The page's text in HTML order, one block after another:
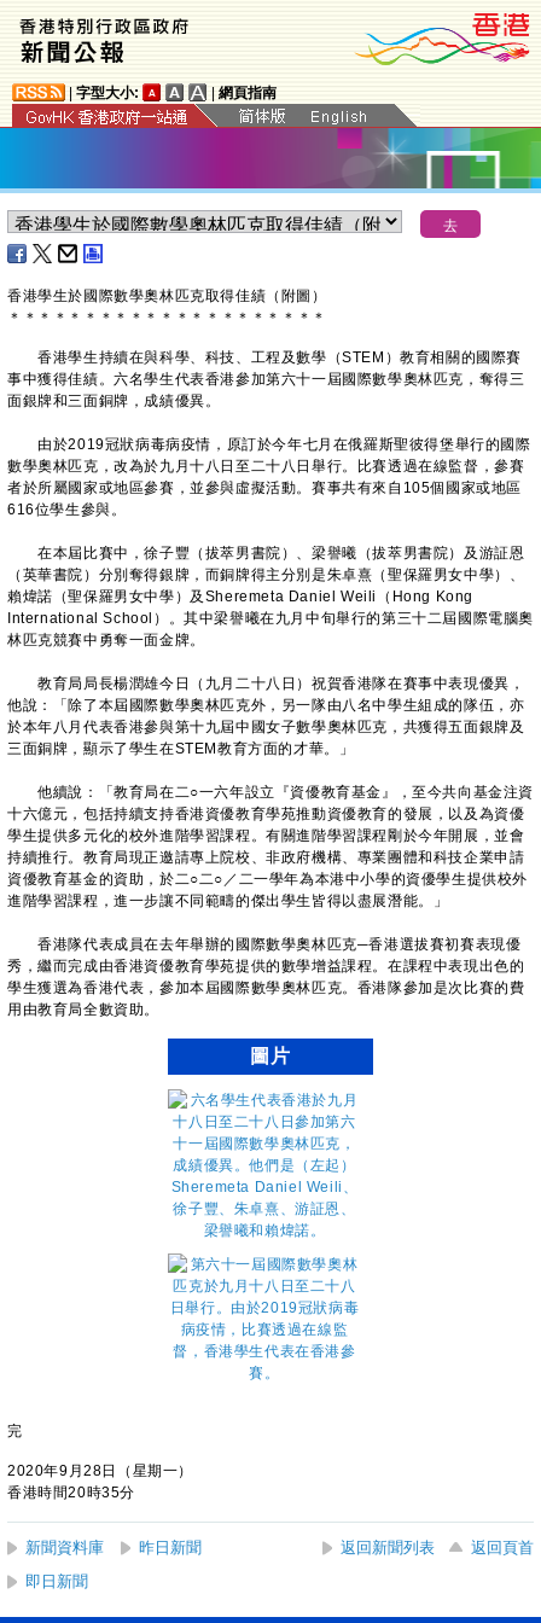
字型大小: 網頁指南
香港學生於國際數學奧林匹克取得佳績（附圖）
＊ ＊ ＊ ＊ ＊ ＊ ＊ ＊ ＊ ＊ ＊ ＊ ＊ ＊ ＊ ＊ ＊ ＊ ＊ ＊ ＊
香港學生持續在與科學、科技、工程及數學（STEM）教育相關的國際賽
事中獲得佳績。六名學生代表香港參加第六十一屆國際數學奧林匹克，奪得三
面銀牌和三面銅牌，成績優異。
由於2019冠狀病毒病疫情，原訂於今年七月在俄羅斯聖彼得堡舉行的國際
數學奧林匹克，改為於九月十八日至二十八日舉行。比賽透過在線監督，參賽
者於所屬國家或地區參賽，並參與虛擬活動。賽事共有來自105個國家或地區
616位學生參與。
在本屆比賽中，徐子豐（拔萃男書院）、梁譽曦（拔萃男書院）及游証恩
（英華書院）分別奪得銀牌，而銅牌得主分別是朱卓熹（聖保羅男女中學）、
賴煒諾（聖保羅男女中學）及Sheremeta Daniel Weili（Hong Kong
International School）。其中梁譽曦在九月中旬舉行的第三十二屆國際電腦奧
林匹克競賽中勇奪一面金牌。
教育局局長楊潤雄今日（九月二十八日）祝賀香港隊在賽事中表現優異，
他說：「除了本屆國際數學奧林匹克外，另一隊由八名中學生組成的隊伍，亦
於本年八月代表香港參與第十九屆中國女子數學奧林匹克，共獲得五面銀牌及
三面銅牌，顯示了學生在STEM教育方面的才華。」
他續說：「教育局在二○一六年設立『資優教育基金』，至今共向基金注資
十六億元，包括持續支持香港資優教育學苑推動資優教育的發展，以及為資優
學生提供多元化的校外進階學習課程。有關進階學習課程剛於今年開展，並會
持續推行。教育局現正邀請專上院校、非政府機構、專業團體和科技企業申請
資優教育基金的資助，於二○二○／二一學年為本港中小學的資優學生提供校外
進階學習課程，進一步讓不同範疇的傑出學生皆得以盡展潛能。」
香港隊代表成員在去年舉辦的國際數學奧林匹克─香港選拔賽初賽表現優
秀，繼而完成由香港資優教育學苑提供的數學增益課程。在課程中表現出色的
學生獲選為香港代表，參加本屆國際數學奧林匹克。香港隊參加是次比賽的費
用由教育局全數資助。
圖片
完
2020年9月28日（星期一）
香港時間20時35分
新聞資料庫 昨日新聞 返回新聞列表
返回頁首
即日新聞